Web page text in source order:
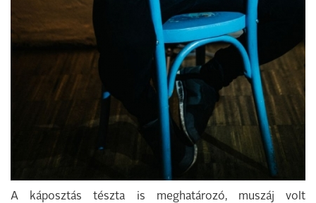
A káposztás tészta is meghatározó, muszáj volt